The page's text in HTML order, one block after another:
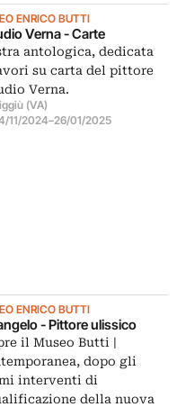
ENRICO BUTTI
Verna - Carte
antologica, dedicata
su carta del pittore
Verna.
(VA)
11/2024–26/01/2025
ENRICO BUTTI
- Pittore ulissico
il Museo Butti |
dopo gli
interventi di
della nuova